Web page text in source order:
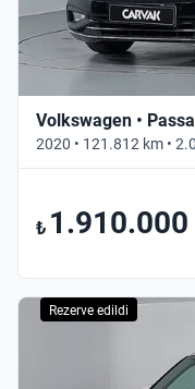
Volkswagen •
2020 • 121.812 km •
₺ 1.910.000
Rezerve edildi